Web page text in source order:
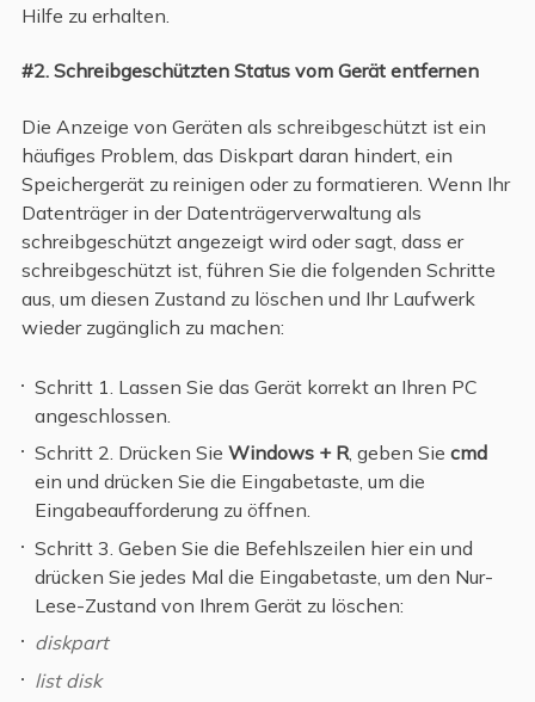
Hilfe zu erhalten.
#2. Schreibgeschützten Status vom Gerät entfernen
Die Anzeige von Geräten als schreibgeschützt ist ein
häufiges Problem, das Diskpart daran hindert, ein
Speichergerät zu reinigen oder zu formatieren. Wenn Ihr
Datenträger in der Datenträgerverwaltung als
schreibgeschützt angezeigt wird oder sagt, dass er
schreibgeschützt ist, führen Sie die folgenden Schritte
aus, um diesen Zustand zu löschen und Ihr Laufwerk
wieder zugänglich zu machen:
Schritt 1. Lassen Sie das Gerät korrekt an Ihren PC
angeschlossen.
Schritt 2. Drücken SieWindows + R, geben Siecmd
ein und drücken Sie die Eingabetaste, um die
Eingabeaufforderung zu öffnen.
Schritt 3. Geben Sie die Befehlszeilen hier ein und
drücken Sie jedes Mal die Eingabetaste, um den Nur-
Lese-Zustand von Ihrem Gerät zu löschen:
diskpart
list disk